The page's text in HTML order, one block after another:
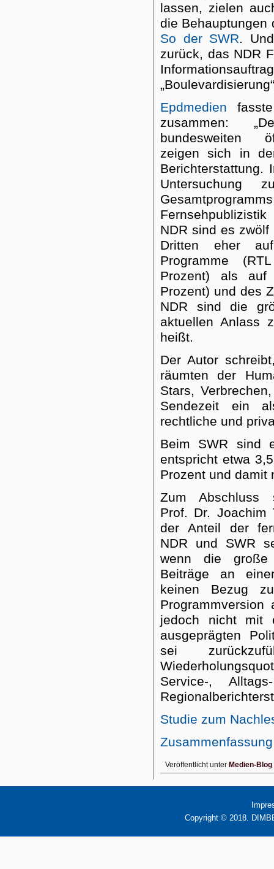
lassen, zielen
die Behauptungen
So der SWR.
zurück, das NDR
Epdmedien
zusammen:
bundesweiten
zeigen sich in
Berichterstattung.
Untersuchung
NDR sind es
Dritten eher
Programme
Prozent) als
Prozent) und des
NDR sind die
aktuellen Anlass
heißt.
Der Autor
räumten der
Stars,
Sendezeit ein
rechtliche und
Beim SWR sind
entspricht etwa
Prozent und damit
Zum Abschluss
Prof. Dr. Joachim
der Anteil der
NDR und SWR
wenn die große
Beiträge an
keinen Bezug
Programmversion
jedoch nicht mit
ausgeprägten
sei
Service-,
Studie zum
Zusammenfassung
Veröffentlicht unter Medien-Blog
Copyright © 2018.